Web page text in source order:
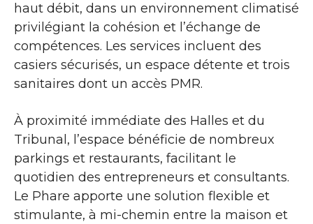
haut débit, dans un environnement climatisé
privilégiant la cohésion et l’échange de
compétences. Les services incluent des
casiers sécurisés, un espace détente et trois
sanitaires dont un accès PMR.
À proximité immédiate des Halles et du
Tribunal, l’espace bénéficie de nombreux
parkings et restaurants, facilitant le
quotidien des entrepreneurs et consultants.
Le Phare apporte une solution flexible et
stimulante, à mi-chemin entre la maison et